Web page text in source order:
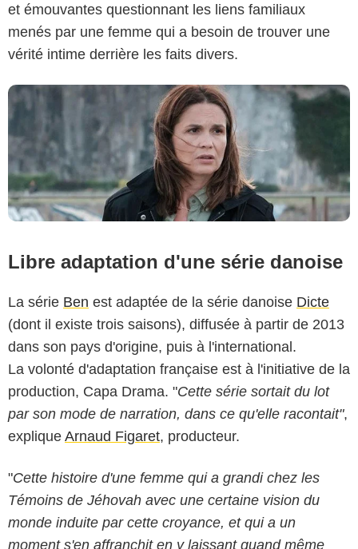
et émouvantes questionnant les liens familiaux
menés par une femme qui a besoin de trouver une
vérité intime derrière les faits divers.
Libre adaptation d'une série danoise
La série Ben est adaptée de la série danoise Dicte
(dont il existe trois saisons), diffusée à partir de 2013
dans son pays d'origine, puis à l'international.
La volonté d'adaptation française est à l'initiative de la
production, Capa Drama. "Cette série sortait du lot
par son mode de narration, dans ce qu'elle racontait",
explique Arnaud Figaret, producteur.
"Cette histoire d'une femme qui a grandi chez les
Témoins de Jéhovah avec une certaine vision du
monde induite par cette croyance, et qui a un
moment s'en affranchit en y laissant quand même